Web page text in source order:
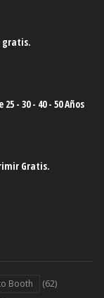
gratis.
- 30 - 40 - 50 Años
Gratis.
Booth (62)